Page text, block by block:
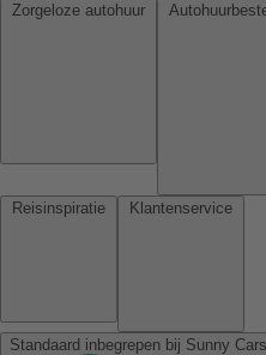
Standaard inbegrepen bij Sunny Cars